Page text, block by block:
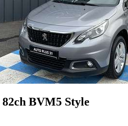
82ch BVM5 Style